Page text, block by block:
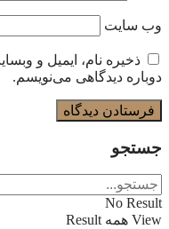
وب‌ سایت
ذخیره نام، ایمیل و
دوباره دیدگاهی می‌نویسم.
جستجو
No Result
View همه Result